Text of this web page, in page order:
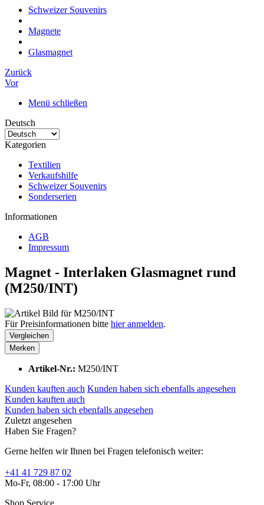
Schweizer Souvenirs
Magnete
Glasmagnet
Zurück
Vor
Menü schließen
Deutsch
Kategorien
Textilien
Verkaufshilfe
Schweizer Souvenirs
Sonderserien
Informationen
AGB
Impressum
Magnet - Interlaken Glasmagnet rund
(M250/INT)
Für Preisinformationen bitte hier anmelden.
Vergleichen
Merken
Artikel-Nr.: M250/INT
Kunden kauften auch Kunden haben sich ebenfalls angesehen
Kunden kauften auch
Kunden haben sich ebenfalls angesehen
Zuletzt angesehen
Haben Sie Fragen?
Gerne helfen wir Ihnen bei Fragen telefonisch weiter:
+41 41 729 87 02
Mo-Fr, 08:00 - 17:00 Uhr
Shop Service